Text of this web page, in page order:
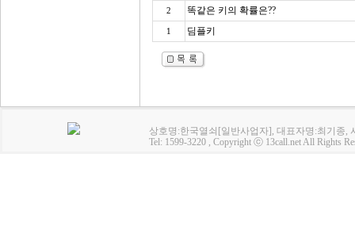
2 똑같은 키의 확률은??
1 딤플키
상호명:한국열쇠[일반사업자], 대표자명:최기종,
Tel: 1599-3220 , Copyright ⓒ 13call.net All Rights